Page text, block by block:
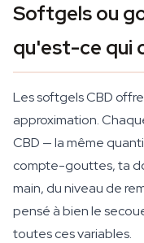
Softgels ou
qu'est-ce qui
Les softgels CBD
approximation.
CBD — la même
compte-gouttes, ta
main, du niveau de
pensé à bien le
toutes ces variables.